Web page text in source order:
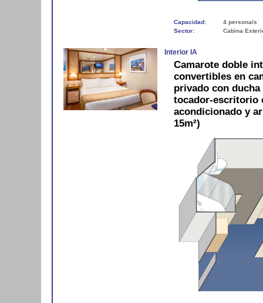
Capacidad:
4 persona/s
Sector:
Cabina
Interior IA
Camarote doble
convertibles en
privado con
tocador-escritorio
acondicionado y
15m²)